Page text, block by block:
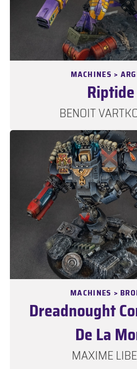
MACHINES >
Riptide
BENOIT
MACHINES >
Dreadnought
De La
MAXIME